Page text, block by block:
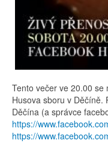
Tento večer ve 20.00 se
Husova sboru v Děčíně.
Děčína (a správce
https://
https://